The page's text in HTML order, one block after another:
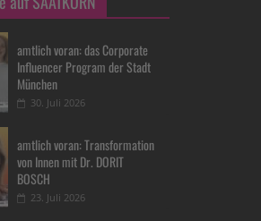
amtlich voran: das Corporate
Influencer Program der Stadt
München
30. Juli 2026
amtlich voran: Transformation
von Innen mit Dr. DORIT
BOSCH
23. Juli 2026